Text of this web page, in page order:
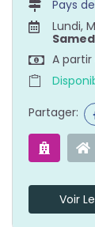
Pays
Lundi,
A
Partager:
Voir